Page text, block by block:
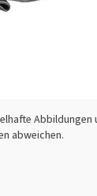
Abbildungen
abweichen.